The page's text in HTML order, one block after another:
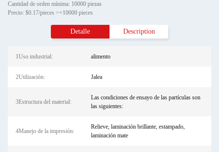
Cantidad de orden mínima: 10000 piezas
Precio: $0.17/pieces >=10000 pieces
Detalle Description
1Uso industrial: alimento
2Utilización: Jalea
3Estructura del material:
Las condiciones de ensayo de las partículas son
las siguientes:
4Manejo de la impresión:
Relieve, laminación brillante, estampado,
laminación mate